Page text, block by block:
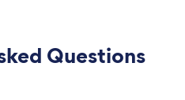
Questions